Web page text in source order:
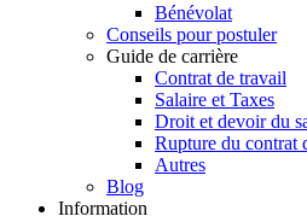
Bénévolat
Conseils pour postuler
Guide de carrière
Contrat de travail
Salaire et Taxes
Droit et devoir du
Rupture du contrat
Autres
Blog
Information